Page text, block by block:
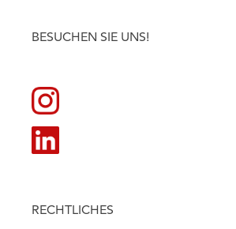
BESUCHEN SIE UNS!
RECHTLICHES